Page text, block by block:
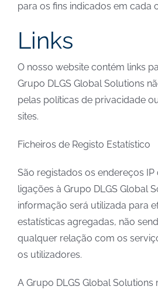
para os fins indicados em cada
Links
O nosso website contém links
Grupo DLGS Global Solutions
pelas políticas de privacidade
sites.
Ficheiros de Registo Estatístico
São registados os endereços IP
ligações à Grupo DLGS Global
informação será utilizada para
estatísticas agregadas, não
qualquer relação com os
os utilizadores.
A Grupo DLGS Global